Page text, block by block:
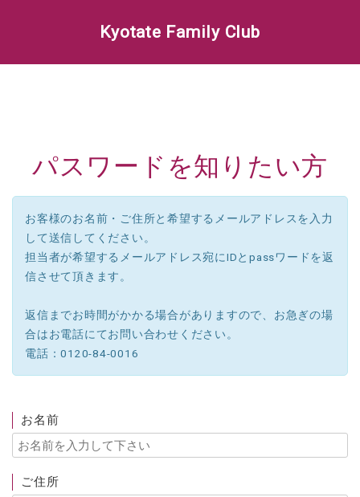
Kyotate Family Club
パスワードを知りたい方
お客様のお名前・ご住所と希望するメールアドレスを入力
して送信してください。
担当者が希望するメールアドレス宛にIDとpassワードを返
信させて頂きます。
返信までお時間がかかる場合がありますので、お急ぎの場
合はお電話にてお問い合わせください。
電話：0120-84-0016
お名前
ご住所